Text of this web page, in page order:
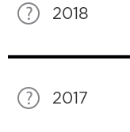
2018
2017